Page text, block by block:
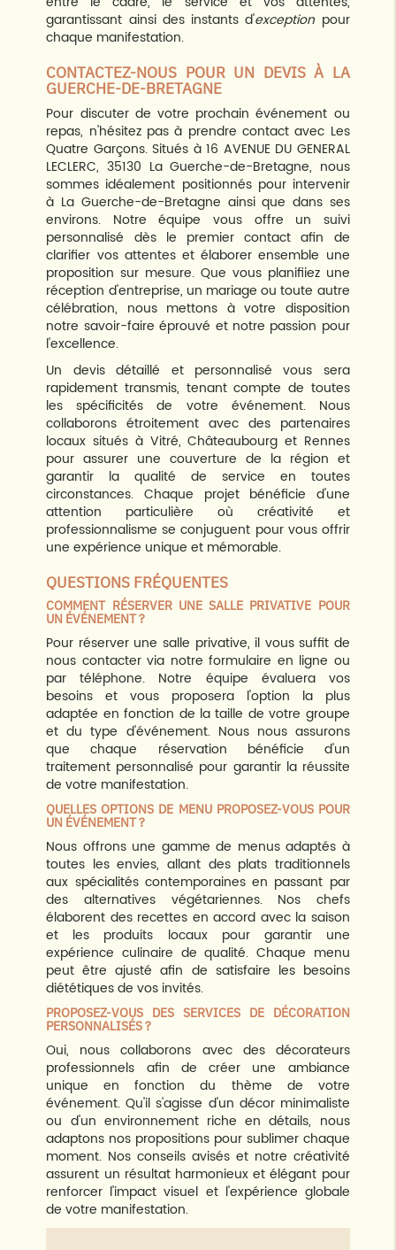
garantissant ainsi des instants d'exception pour
chaque manifestation.
CONTACTEZ-NOUS POUR UN DEVIS À LA
GUERCHE-DE-BRETAGNE
Pour discuter de votre prochain événement ou
repas, n'hésitez pas à prendre contact avec Les
Quatre Garçons. Situés à 16 AVENUE DU GENERAL
LECLERC, 35130 La Guerche-de-Bretagne, nous
sommes idéalement positionnés pour intervenir
à La Guerche-de-Bretagne ainsi que dans ses
environs. Notre équipe vous offre un suivi
personnalisé dès le premier contact afin de
clarifier vos attentes et élaborer ensemble une
proposition sur mesure. Que vous planifiiez une
réception d'entreprise, un mariage ou toute autre
célébration, nous mettons à votre disposition
notre savoir-faire éprouvé et notre passion pour
l'excellence.
Un devis détaillé et personnalisé vous sera
rapidement transmis, tenant compte de toutes
les spécificités de votre événement. Nous
collaborons étroitement avec des partenaires
locaux situés à Vitré, Châteaubourg et Rennes
pour assurer une couverture de la région et
garantir la qualité de service en toutes
circonstances. Chaque projet bénéficie d'une
attention particulière où créativité et
professionnalisme se conjuguent pour vous offrir
une expérience unique et mémorable.
QUESTIONS FRÉQUENTES
COMMENT RÉSERVER UNE SALLE PRIVATIVE POUR
UN ÉVÉNEMENT ?
Pour réserver une salle privative, il vous suffit de
nous contacter via notre formulaire en ligne ou
par téléphone. Notre équipe évaluera vos
besoins et vous proposera l'option la plus
adaptée en fonction de la taille de votre groupe
et du type d'événement. Nous nous assurons
que chaque réservation bénéficie d'un
traitement personnalisé pour garantir la réussite
de votre manifestation.
QUELLES OPTIONS DE MENU PROPOSEZ-VOUS POUR
UN ÉVÉNEMENT ?
Nous offrons une gamme de menus adaptés à
toutes les envies, allant des plats traditionnels
aux spécialités contemporaines en passant par
des alternatives végétariennes. Nos chefs
élaborent des recettes en accord avec la saison
et les produits locaux pour garantir une
expérience culinaire de qualité. Chaque menu
peut être ajusté afin de satisfaire les besoins
diététiques de vos invités.
PROPOSEZ-VOUS DES SERVICES DE DÉCORATION
PERSONNALISÉS ?
Oui, nous collaborons avec des décorateurs
professionnels afin de créer une ambiance
unique en fonction du thème de votre
événement. Qu'il s'agisse d'un décor minimaliste
ou d'un environnement riche en détails, nous
adaptons nos propositions pour sublimer chaque
moment. Nos conseils avisés et notre créativité
assurent un résultat harmonieux et élégant pour
renforcer l'impact visuel et l'expérience globale
de votre manifestation.